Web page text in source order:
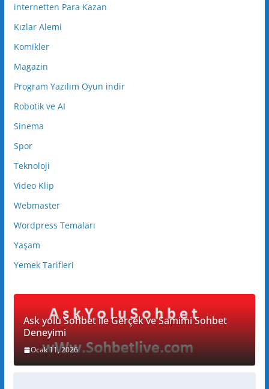
internetten Para Kazan
Kızlar Alemi
Komikler
Magazin
Program Yazılım Oyun indir
Robotik ve AI
Sinema
Spor
Teknoloji
Video Klip
Webmaster
Wordpress Temaları
Yaşam
Yemek Tarifleri
Ask yolu Sohbet ile Gerçek ve Samimi Sohbet
Deneyimi
Ocak 11, 2026